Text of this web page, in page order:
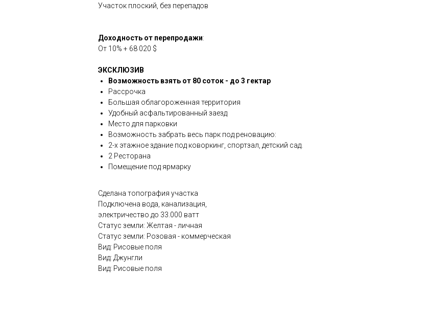
Участок плоский, без перепадов
Доходность от перепродажи:
От 10% + 68 020 $
ЭКСКЛЮЗИВ
Возможность взять от 80 соток - до 3 гектар
Рассрочка
Большая облагороженная территория
Удобный асфальтированный заезд
Место для парковки
Возможность забрать весь парк под реновацию:
2-х этажное здание под коворкинг, спортзал, детский сад.
2 Ресторана
Помещение под ярмарку
Сделана топография участка
Подключена вода, канализация,
электричество до 33.000 ватт
Статус земли: Желтая - личная
Статус земли: Розовая - коммерческая
Вид: Рисовые поля
Вид: Джунгли
Вид: Рисовые поля